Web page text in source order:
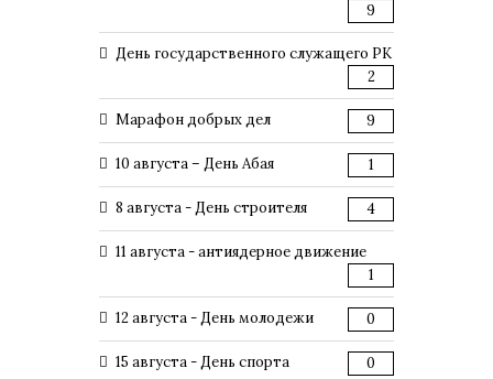
9
День государственного служащего РК
2
Марафон добрых дел 9
10 августа – День Абая 1
8 августа - День строителя 4
11 августа - антиядерное движение
1
12 августа - День молодежи 0
15 августа - День спорта 0